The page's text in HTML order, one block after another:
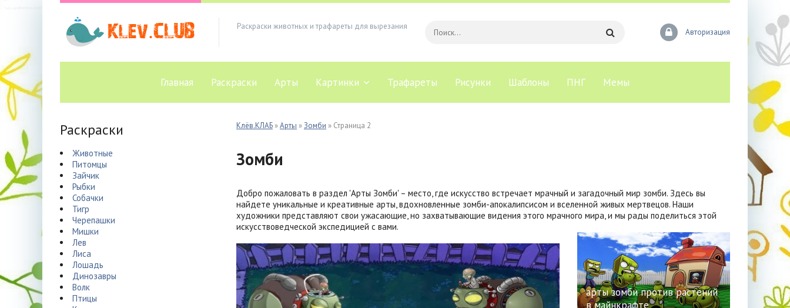
Раскраски животных и трафареты для вырезания
Авторизация
Главная Раскраски Арты Картинки Трафареты Рисунки Шаблоны ПНГ Мемы
Клёв.КЛАБ »Арты »Зомби » Страница 2
Зомби
Добро пожаловать в раздел 'Арты Зомби' – место, где искусство встречает мрачный и загадочный мир зомби. Здесь вы
найдете уникальные и креативные арты, вдохновленные зомби-апокалипсисом и вселенной живых мертвецов. Наши
художники представляют свои ужасающие, но захватывающие видения этого мрачного мира, и мы рады поделиться этой
искусствоведческой экспедицией с вами.
арты зомби против растений
в майнкрафте
Раскраски
Животные
Питомцы
Зайчик
Рыбки
Собачки
Тигр
Черепашки
Мишки
Лев
Лиса
Лошадь
Динозавры
Волк
Птицы